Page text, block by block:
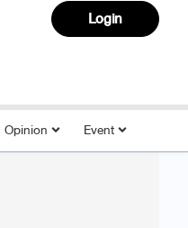
Login
Opinion Event